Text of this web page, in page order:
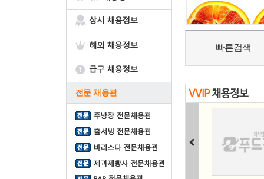
전문 채용관
빠른검색